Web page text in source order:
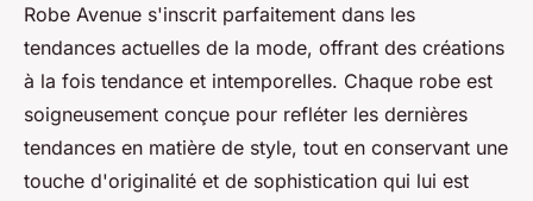
Robe Avenue s'inscrit parfaitement dans les
tendances actuelles de la mode, offrant des créations
à la fois tendance et intemporelles. Chaque robe est
soigneusement conçue pour refléter les dernières
tendances en matière de style, tout en conservant une
touche d'originalité et de sophistication qui lui est